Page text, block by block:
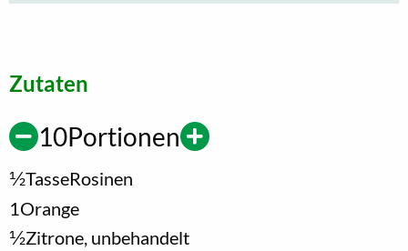
Zutaten
10Portionen
1/2TasseRosinen
1 Orange
1/2Zitrone, unbehandelt